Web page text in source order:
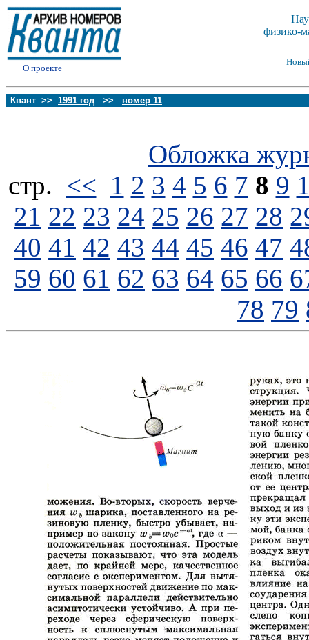
О проекте
физико-
Квант >> 1991 год >> номер 11
Обложка
стp. << 1 2 3 4 5 6 7 8 9
21 22 23 24 25 26 27 28
40 41 42 43 44 45 46 47
59 60 61 62 63 64 65 66
78 79